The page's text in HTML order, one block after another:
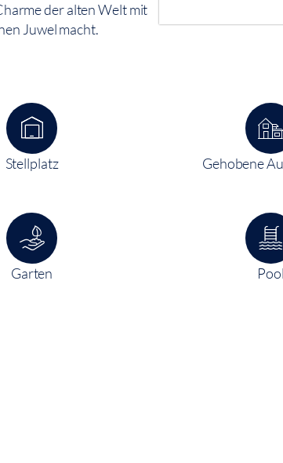
der alten Welt mit
Juwel macht.
Stellplatz Gehobene
Garten Pool